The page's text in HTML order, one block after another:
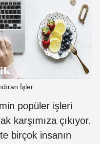
İşler
popüler işleri
karşımıza çıkıyor.
birçok insanın